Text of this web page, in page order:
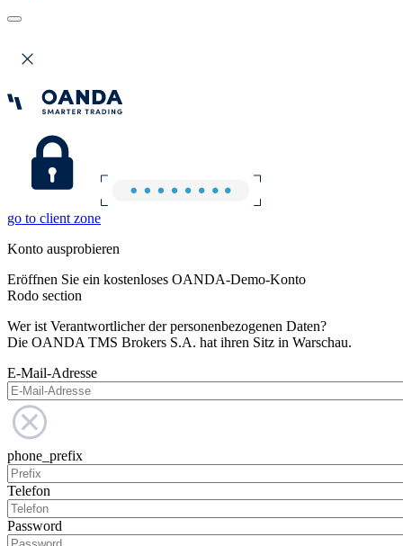
go to client zone
Konto ausprobieren
Eröffnen Sie ein kostenloses OANDA-Demo-Konto
Rodo section
Wer ist Verantwortlicher der personenbezogenen Daten?
Die OANDA TMS Brokers S.A. hat ihren Sitz in Warschau.
E-Mail-Adresse
phone_prefix
Telefon
Password